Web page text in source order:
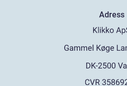
Adress